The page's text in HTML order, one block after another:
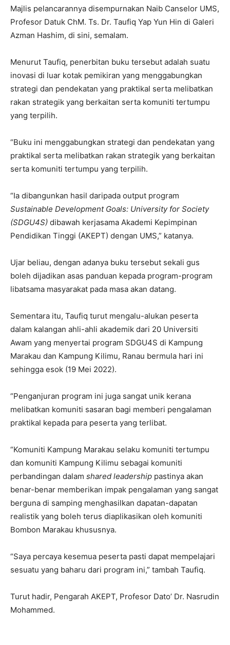
Majlis pelancarannya disempurnakan Naib Canselor UMS,
Profesor Datuk ChM. Ts. Dr. Taufiq Yap Yun Hin di Galeri
Azman Hashim, di sini, semalam.
Menurut Taufiq, penerbitan buku tersebut adalah suatu
inovasi di luar kotak pemikiran yang menggabungkan
strategi dan pendekatan yang praktikal serta melibatkan
rakan strategik yang berkaitan serta komuniti tertumpu
yang terpilih.
“Buku ini menggabungkan strategi dan pendekatan yang
praktikal serta melibatkan rakan strategik yang berkaitan
serta komuniti tertumpu yang terpilih.
“Ia dibangunkan hasil daripada output program
Sustainable Development Goals: University for Society
(SDGU4S) dibawah kerjasama Akademi Kepimpinan
Pendidikan Tinggi (AKEPT) dengan UMS,” katanya.
Ujar beliau, dengan adanya buku tersebut sekali gus
boleh dijadikan asas panduan kepada program-program
libatsama masyarakat pada masa akan datang.
Sementara itu, Taufiq turut mengalu-alukan peserta
dalam kalangan ahli-ahli akademik dari 20 Universiti
Awam yang menyertai program SDGU4S di Kampung
Marakau dan Kampung Kilimu, Ranau bermula hari ini
sehingga esok (19 Mei 2022).
“Penganjuran program ini juga sangat unik kerana
melibatkan komuniti sasaran bagi memberi pengalaman
praktikal kepada para peserta yang terlibat.
“Komuniti Kampung Marakau selaku komuniti tertumpu
dan komuniti Kampung Kilimu sebagai komuniti
perbandingan dalam shared leadership pastinya akan
benar-benar memberikan impak pengalaman yang sangat
berguna di samping menghasilkan dapatan-dapatan
realistik yang boleh terus diaplikasikan oleh komuniti
Bombon Marakau khususnya.
“Saya percaya kesemua peserta pasti dapat mempelajari
sesuatu yang baharu dari program ini,” tambah Taufiq.
Turut hadir, Pengarah AKEPT, Profesor Dato’ Dr. Nasrudin
Mohammed.